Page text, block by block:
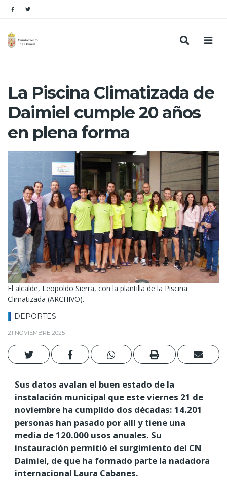
La Piscina Climatizada de
Daimiel cumple 20 años
en plena forma
El alcalde, Leopoldo Sierra, con la plantilla de la Piscina
Climatizada (ARCHIVO).
DEPORTES
21 NOVIEMBRE 2025
Sus datos avalan el buen estado de la
instalación municipal que este viernes 21 de
noviembre ha cumplido dos décadas: 14.201
personas han pasado por allí y tiene una
media de 120.000 usos anuales. Su
instauración permitió el surgimiento del CN
Daimiel, de que ha formado parte la nadadora
internacional Laura Cabanes.